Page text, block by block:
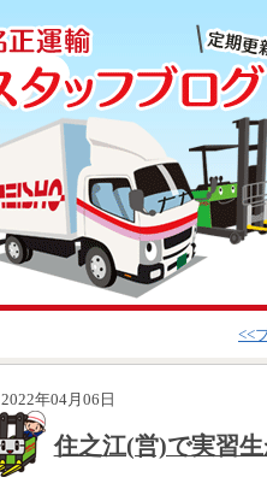
<<
2022年04月06日
住之江(営)で実習生